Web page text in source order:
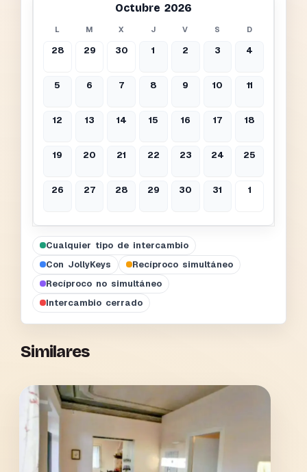
Octubre 2026
L M X J V S D
28 29 30 1 2 3 4
5 6 7 8 9 10 11
12 13 14 15 16 17 18
19 20 21 22 23 24 25
26 27 28 29 30 31 1
Cualquier tipo de intercambio
Con JollyKeys
Recíproco simultáneo
Recíproco no simultáneo
Intercambio cerrado
Similares